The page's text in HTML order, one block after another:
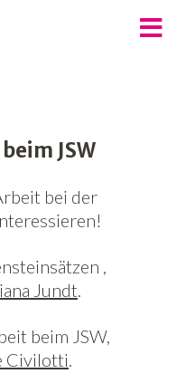
JSW
bei der
,
Jundt.
beim JSW,
Civilotti.